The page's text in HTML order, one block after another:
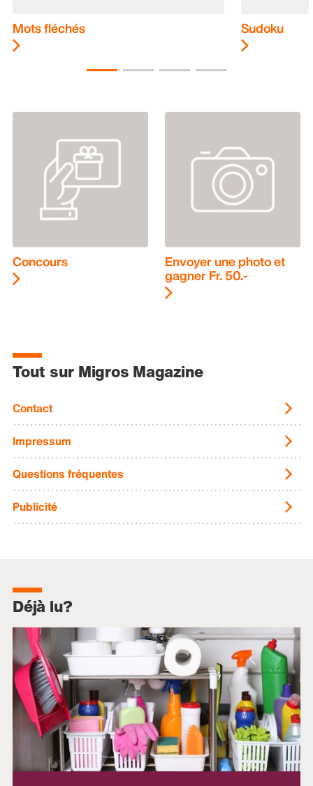
Mots fléchés Sudoku
Concours Envoyer une photo et
gagner Fr. 50.-
Tout sur Migros Magazine
Contact
Impressum
Questions fréquentes
Publicité
Déjà lu?